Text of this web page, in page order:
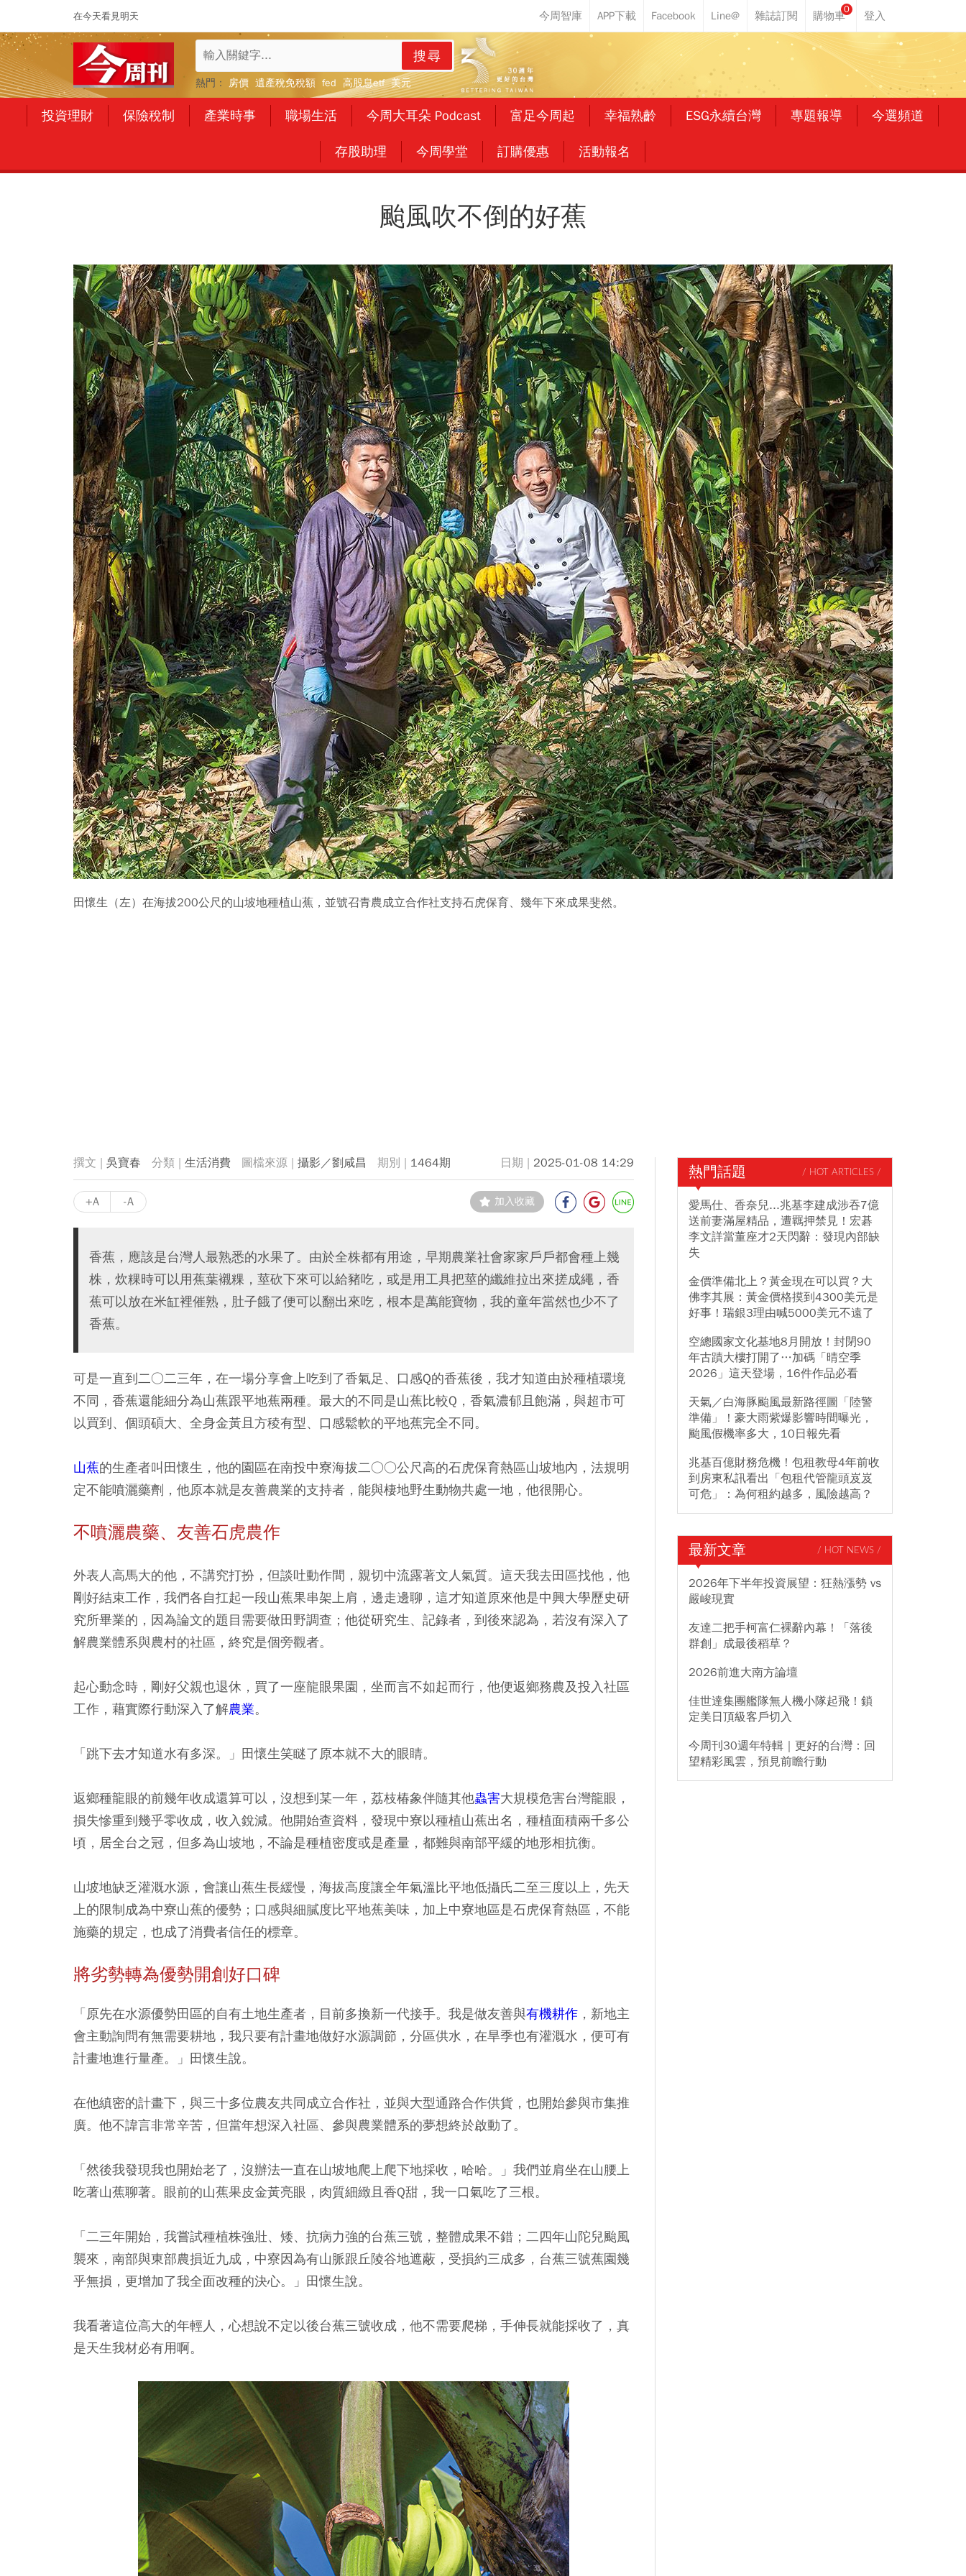
在今天看見明天
0
搜尋
熱門： 房價 遺產稅免稅額 fed 高股息etf 美元
投資理財 保險稅制 產業時事 職場生活 今周大耳朵 Podcast 富足今周起 幸福熟齡 ESG永續台灣 專題報導 今選頻道
存股助理 今周學堂 訂購優惠 活動報名
颱風吹不倒的好蕉
田懷生（左）在海拔200公尺的山坡地種植山蕉，並號召青農成立合作社支持石虎保育、幾年下來成果斐然。
吳寶春 生活消費 攝影／劉咸昌 1464期 2025-01-08 14:29
+A -A 加入收藏
香蕉，應該是台灣人最熟悉的水果了。由於全株都有用途，早期農業社會家家戶戶都會種上幾
株，炊粿時可以用蕉葉襯粿，莖砍下來可以給豬吃，或是用工具把莖的纖維拉出來搓成繩，香
蕉可以放在米缸裡催熟，肚子餓了便可以翻出來吃，根本是萬能寶物，我的童年當然也少不了
香蕉。
可是一直到二○二三年，在一場分享會上吃到了香氣足、口感Q的香蕉後，我才知道由於種植環境
不同，香蕉還能細分為山蕉跟平地蕉兩種。最大的不同是山蕉比較Q，香氣濃郁且飽滿，與超市可
以買到、個頭碩大、全身金黃且方稜有型、口感鬆軟的平地蕉完全不同。
山蕉的生產者叫田懷生，他的園區在南投中寮海拔二○○公尺高的石虎保育熱區山坡地內，法規明
定不能噴灑藥劑，他原本就是友善農業的支持者，能與棲地野生動物共處一地，他很開心。
不噴灑農藥、友善石虎農作
外表人高馬大的他，不講究打扮，但談吐動作間，親切中流露著文人氣質。這天我去田區找他，他
剛好結束工作，我們各自扛起一段山蕉果串架上肩，邊走邊聊，這才知道原來他是中興大學歷史研
究所畢業的，因為論文的題目需要做田野調查；他從研究生、記錄者，到後來認為，若沒有深入了
解農業體系與農村的社區，終究是個旁觀者。
起心動念時，剛好父親也退休，買了一座龍眼果園，坐而言不如起而行，他便返鄉務農及投入社區
工作，藉實際行動深入了解農業。
「跳下去才知道水有多深。」田懷生笑瞇了原本就不大的眼睛。
返鄉種龍眼的前幾年收成還算可以，沒想到某一年，荔枝椿象伴隨其他蟲害大規模危害台灣龍眼，
損失慘重到幾乎零收成，收入銳減。他開始查資料，發現中寮以種植山蕉出名，種植面積兩千多公
頃，居全台之冠，但多為山坡地，不論是種植密度或是產量，都難與南部平緩的地形相抗衡。
山坡地缺乏灌溉水源，會讓山蕉生長緩慢，海拔高度讓全年氣溫比平地低攝氏二至三度以上，先天
上的限制成為中寮山蕉的優勢；口感與細膩度比平地蕉美味，加上中寮地區是石虎保育熱區，不能
施藥的規定，也成了消費者信任的標章。
將劣勢轉為優勢開創好口碑
「原先在水源優勢田區的自有土地生產者，目前多換新一代接手。我是做友善與有機耕作 ，新地主
會主動詢問有無需要耕地，我只要有計畫地做好水源調節，分區供水，在旱季也有灌溉水，便可有
計畫地進行量產。」田懷生說。
在他縝密的計畫下，與三十多位農友共同成立合作社，並與大型通路合作供貨，也開始參與市集推
廣。他不諱言非常辛苦，但當年想深入社區、參與農業體系的夢想終於啟動了。
「然後我發現我也開始老了，沒辦法一直在山坡地爬上爬下地採收，哈哈。」我們並肩坐在山腰上
吃著山蕉聊著。眼前的山蕉果皮金黃亮眼，肉質細緻且香Q甜，我一口氣吃了三根。
「二三年開始，我嘗試種植株強壯、矮、抗病力強的台蕉三號，整體成果不錯；二四年山陀兒颱風
襲來，南部與東部農損近九成，中寮因為有山脈跟丘陵谷地遮蔽，受損約三成多，台蕉三號蕉園幾
乎無損，更增加了我全面改種的決心。」田懷生說。
我看著這位高大的年輕人，心想說不定以後台蕉三號收成，他不需要爬梯，手伸長就能採收了，真
是天生我材必有用啊。
熱門話題 / HOT ARTICLES /
愛馬仕、香奈兒...兆基李建成涉吞7億
送前妻滿屋精品，遭羈押禁見！宏碁
李文詳當董座才2天閃辭：發現內部缺
失
金價準備北上？黃金現在可以買？大
佛李其展：黃金價格摸到4300美元是
好事！瑞銀3理由喊5000美元不遠了
空總國家文化基地8月開放！封閉90
年古蹟大樓打開了…加碼「晴空季
2026」這天登場，16件作品必看
天氣／白海豚颱風最新路徑圖「陸警
準備」！豪大雨紫爆影響時間曝光，
颱風假機率多大，10日報先看
兆基百億財務危機！包租教母4年前收
到房東私訊看出「包租代管龍頭岌岌
可危」：為何租約越多，風險越高？
最新文章 / HOT NEWS /
2026年下半年投資展望：狂熱漲勢 vs
嚴峻現實
友達二把手柯富仁裸辭內幕！「落後
群創」成最後稻草？
2026前進大南方論壇
佳世達集團艦隊無人機小隊起飛！鎖
定美日頂級客戶切入
今周刊30週年特輯｜更好的台灣：回
望精彩風雲，預見前瞻行動